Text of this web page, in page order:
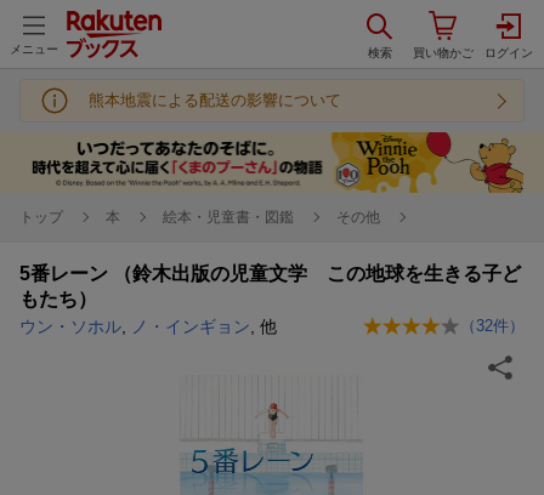
メニュー
熊本地震による配送の影響について
トップ 本 絵本・児童書・図鑑 その他
5番レーン （鈴木出版の児童文学 この地球を生きる子ど
もたち）
ウン・ソホル ノ・インギョン , 他 （ 32件）